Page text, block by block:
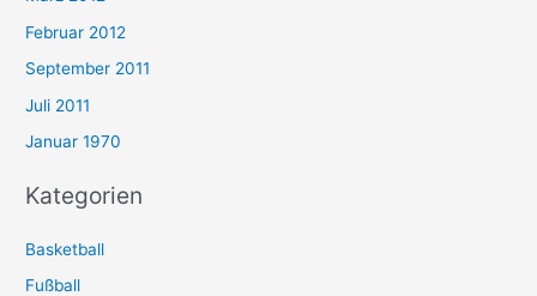
Februar 2012
September 2011
Juli 2011
Januar 1970
Kategorien
Basketball
Fußball